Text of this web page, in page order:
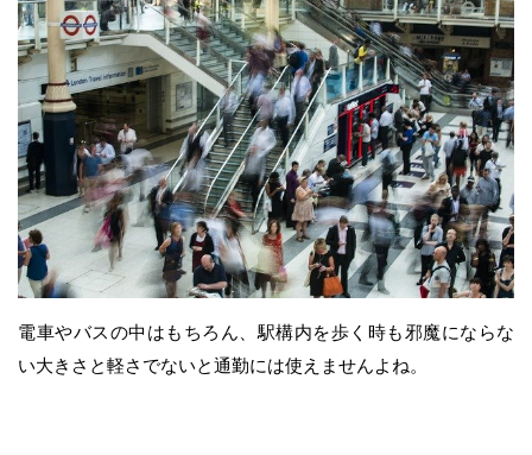
電車やバスの中はもちろん、駅構内を歩く時も邪魔にならな
い大きさと軽さでないと通勤には使えませんよね。